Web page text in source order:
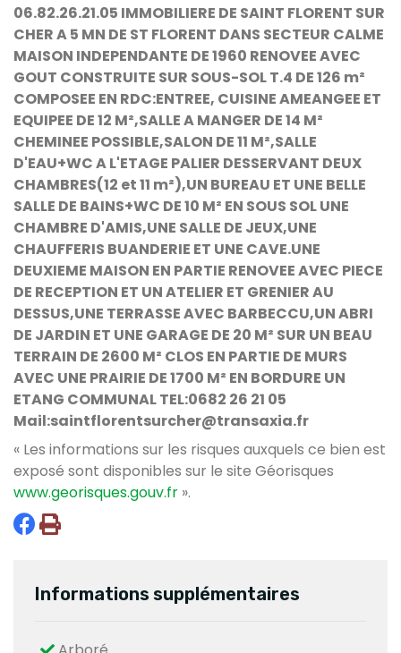
06.82.26.21.05 IMMOBILIERE DE SAINT FLORENT SUR
CHER A 5 MN DE ST FLORENT DANS SECTEUR CALME
MAISON INDEPENDANTE DE 1960 RENOVEE AVEC
GOUT CONSTRUITE SUR SOUS-SOL T.4 DE 126 m²
COMPOSEE EN RDC:ENTREE, CUISINE AMEANGEE ET
EQUIPEE DE 12 M²,SALLE A MANGER DE 14 M²
CHEMINEE POSSIBLE,SALON DE 11 M²,SALLE
D'EAU+WC A L'ETAGE PALIER DESSERVANT DEUX
CHAMBRES(12 et 11 m²),UN BUREAU ET UNE BELLE
SALLE DE BAINS+WC DE 10 M² EN SOUS SOL UNE
CHAMBRE D'AMIS,UNE SALLE DE JEUX,UNE
CHAUFFERIS BUANDERIE ET UNE CAVE.UNE
DEUXIEME MAISON EN PARTIE RENOVEE AVEC PIECE
DE RECEPTION ET UN ATELIER ET GRENIER AU
DESSUS,UNE TERRASSE AVEC BARBECCU,UN ABRI
DE JARDIN ET UNE GARAGE DE 20 M² SUR UN BEAU
TERRAIN DE 2600 M² CLOS EN PARTIE DE MURS
AVEC UNE PRAIRIE DE 1700 M² EN BORDURE UN
ETANG COMMUNAL TEL:0682 26 21 05
Mail:saintflorentsurcher@transaxia.fr
« Les informations sur les risques auxquels ce bien est
exposé sont disponibles sur le site Géorisques
www.georisques.gouv.fr ».
Informations supplémentaires